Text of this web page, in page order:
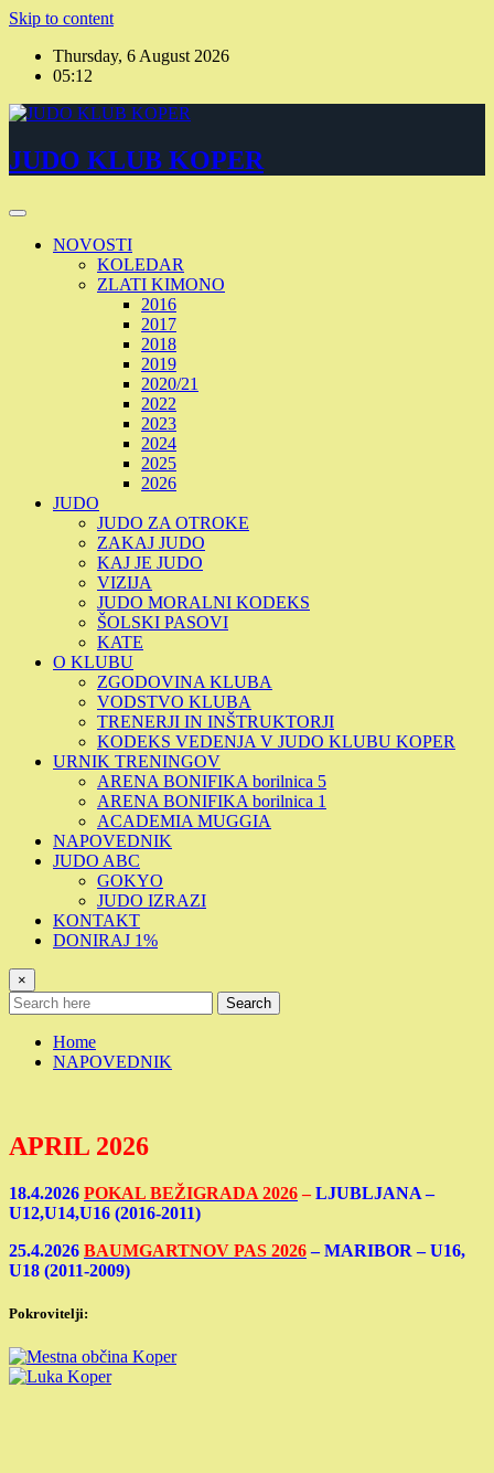
Skip to content
Thursday, 6 August 2026
05:12
JUDO KLUB KOPER
NOVOSTI
KOLEDAR
ZLATI KIMONO
2016
2017
2018
2019
2020/21
2022
2023
2024
2025
2026
JUDO
JUDO ZA OTROKE
ZAKAJ JUDO
KAJ JE JUDO
VIZIJA
JUDO MORALNI KODEKS
ŠOLSKI PASOVI
KATE
O KLUBU
ZGODOVINA KLUBA
VODSTVO KLUBA
TRENERJI IN INŠTRUKTORJI
KODEKS VEDENJA V JUDO KLUBU KOPER
URNIK TRENINGOV
ARENA BONIFIKA borilnica 5
ARENA BONIFIKA borilnica 1
ACADEMIA MUGGIA
NAPOVEDNIK
JUDO ABC
GOKYO
JUDO IZRAZI
KONTAKT
DONIRAJ 1%
×
Search
Home
NAPOVEDNIK
APRIL 2026
18.4.2026 POKAL BEŽIGRADA 2026–LJUBLJANA –
U12,U14,U16 (2016-2011)
25.4.2026 BAUMGARTNOV PAS 2026– MARIBOR – U16,
U18 (2011-2009)
Pokrovitelji: